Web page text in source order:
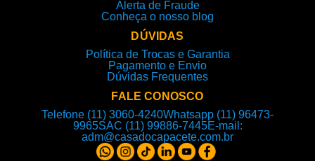
Alerta de Fraude
Conheça o nosso blog
DÚVIDAS
Política de Trocas e Garantia
Pagamento e Envio
Dúvidas Frequentes
FALE CONOSCO
Telefone (11) 3060-4240Whatsapp (11) 96473-
9965SAC (11) 99886-7445E-mail:
adm@casadocapacete.com.br